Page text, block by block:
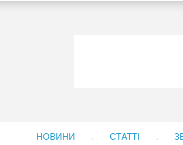
НОВИНИ СТАТТІ